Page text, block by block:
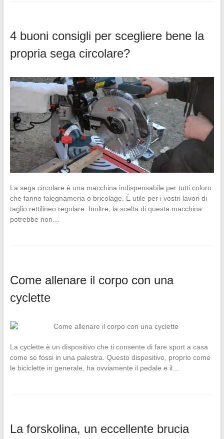
4 buoni consigli per scegliere bene la
propria sega circolare?
La sega circolare è una macchina indispensabile per tutti coloro
che fanno falegnameria o bricolage. È utile per i vostri lavori di
taglio rettilineo regolare. Inoltre, la scelta di questa macchina
potrebbe non…
Come allenare il corpo con una
cyclette
La cyclette è un dispositivo che ti consente di fare sport a casa
come se fossi in una palestra. Questo dispositivo, proprio come
le biciclette in generale, ha ovviamente il pedale e il…
La forskolina, un eccellente brucia